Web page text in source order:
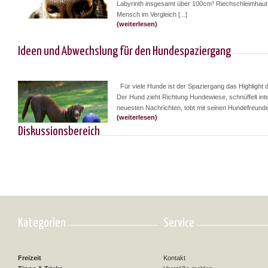
Labyrinth insgesamt über 100cm³
Mensch im Vergleich [...]
(weiterlesen)
Ideen und Abwechslung für den Hundespaziergang
Für viele Hunde ist der Spaziergang das Highlight
Der Hund zieht Richtung Hundewiese, schnüffelt
neuesten Nachrichten, tobt mit seinen
(weiterlesen)
Diskussionsbereich
Kategorien
Freizeit
Service
Kontakt